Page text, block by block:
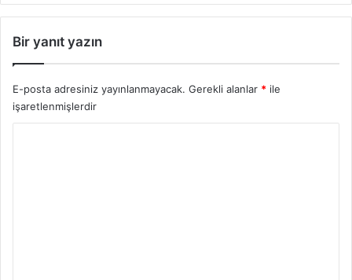
Bir yanıt yazın
E-posta adresiniz yayınlanmayacak. Gerekli alanlar * ile
işaretlenmişlerdir